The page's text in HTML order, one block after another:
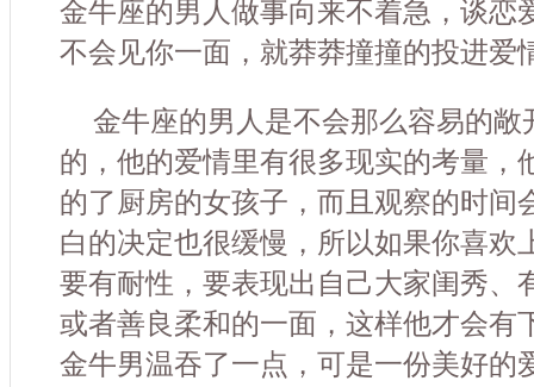
金牛座的男人做事向来不着急，谈恋
不会见你一面，就莽莽撞撞的投进爱
金牛座的男人是不会那么容易的敞
的，他的爱情里有很多现实的考量，
的了厨房的女孩子，而且观察的时间
白的决定也很缓慢，所以如果你喜欢
要有耐性，要表现出自己大家闺秀、
或者善良柔和的一面，这样他才会有
金牛男温吞了一点，可是一份美好的